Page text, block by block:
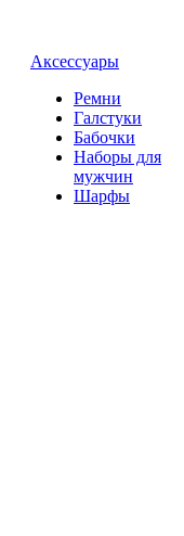
Аксессуары
Ремни
Галстуки
Бабочки
Наборы для
мужчин
Шарфы